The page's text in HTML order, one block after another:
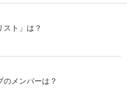
スト」は？
のメンバーは？